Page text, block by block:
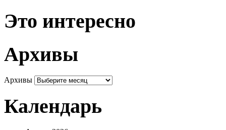
Это интересно
Архивы
Архивы
Календарь